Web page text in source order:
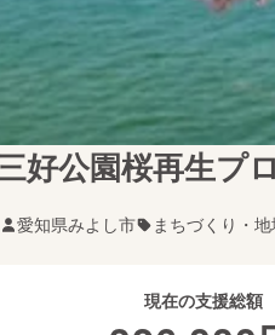
好公園桜再生プ
愛知県みよし市 まちづくり・
現在の支援総額